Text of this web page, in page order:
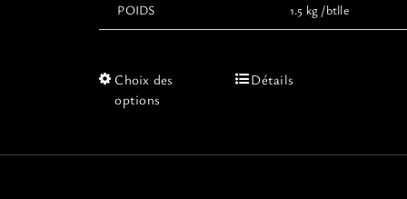
POIDS 1.5 kg /btlle
Choix des
options
Ce
variations.
Détails